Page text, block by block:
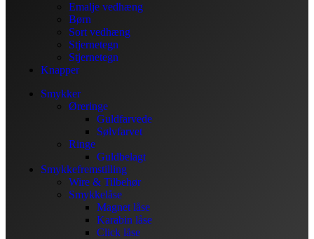
Emalje vedhæng
Børn
Sort vedhæng
Stjernetegn
Stjernetegn
Knapper
Smykker
Øreringe
Guldfarvede
Sølvfarvet
Ringe
Guldbelagt
Smykkefremstilling
Wire & Tilbehør
Smykkelåse
Magnet låse
Karabin låse
Click låse